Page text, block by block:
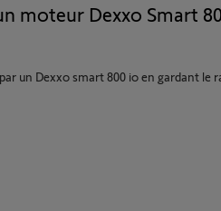
moteur Dexxo Smart
un Dexxo smart 800 io en gardant le